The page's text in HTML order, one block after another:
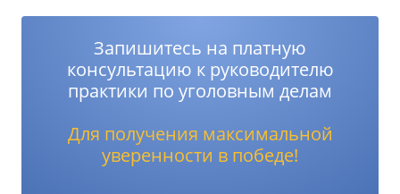
Запишитесь на платную
консультацию к руководителю
практики по уголовным делам
Для получения максимальной
уверенности в победе!